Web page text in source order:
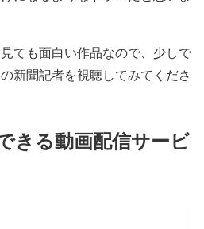
ても面白い作品なので、少しで
新聞記者を視聴してみてくださ
きる動画配信サービ